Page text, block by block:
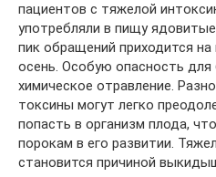
пациентов с тяжелой
употребляли в пищу
пик обращений приходится
осень. Особую опасность
химическое отравление.
токсины могут легко
попасть в организм плода,
порокам в его развитии.
становится причиной